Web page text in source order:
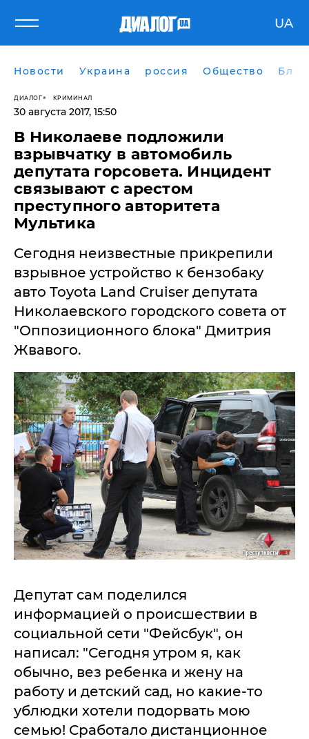
UA
Новости Украина россия Общество
ДИАЛОГ КРИМИНАЛ
30 августа 2017, 15:50
В Николаеве подложили
взрывчатку в автомобиль
депутата горсовета. Инцидент
связывают с арестом
преступного авторитета
Мультика
Сегодня неизвестные прикрепили
взрывное устройство к бензобаку
авто Toyota Land Cruiser депутата
Николаевского городского совета от
"Оппозиционного блока" Дмитрия
Жвавого.
Депутат сам поделился
информацией о происшествии в
социальной сети "Фейсбук", он
написал: "Сегодня утром я, как
обычно, вез ребенка и жену на
работу и детский сад, но какие-то
ублюдки хотели подорвать мою
семью! Сработало дистанционное